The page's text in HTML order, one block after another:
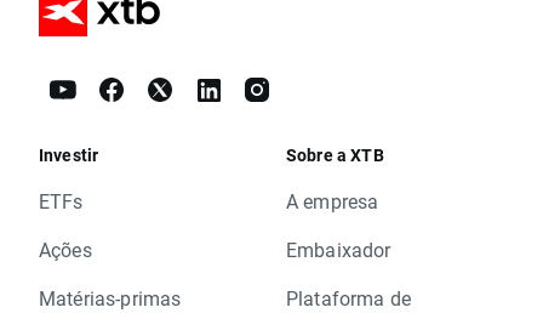
Investir
ETFs
Ações
Matérias-primas
Sobre a XTB
A empresa
Embaixador
Plataforma de